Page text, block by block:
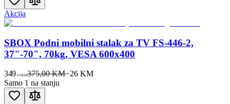
Akcija
SBOX Podni mobilni stalak za TV FS-446-2,
37"-70", 70kg, VESA 600x400
349 00KM375,00 KM−26 KM
Samo 1 na stanju